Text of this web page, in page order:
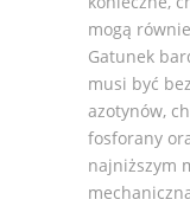
mogą
Gatunek
musi być
azotynów,
fosforany
najniższym